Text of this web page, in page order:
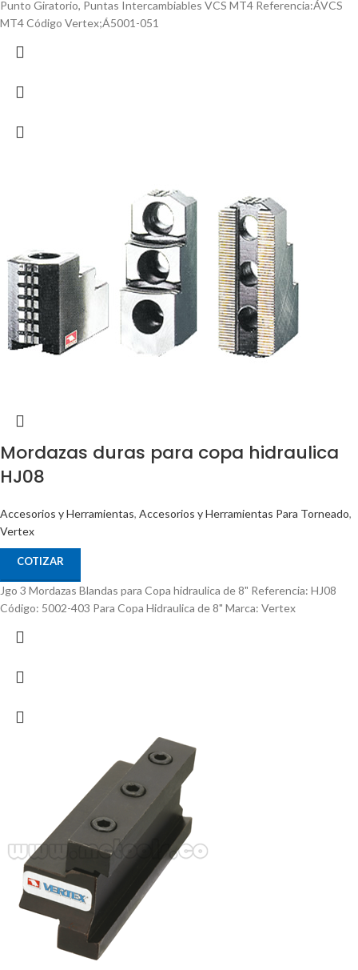
Punto Giratorio, Puntas Intercambiables VCS MT4 Referencia:ÁVCS
MT4 Código Vertex;Á5001-051
Mordazas duras para copa hidraulica
HJ08
Accesorios y Herramientas, Accesorios y Herramientas Para Torneado,
Vertex
COTIZAR
Jgo 3 Mordazas Blandas para Copa hidraulica de 8" Referencia: HJ08
Código: 5002-403 Para Copa Hidraulica de 8" Marca: Vertex